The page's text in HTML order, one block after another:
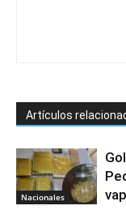
Artículos
Nacionales